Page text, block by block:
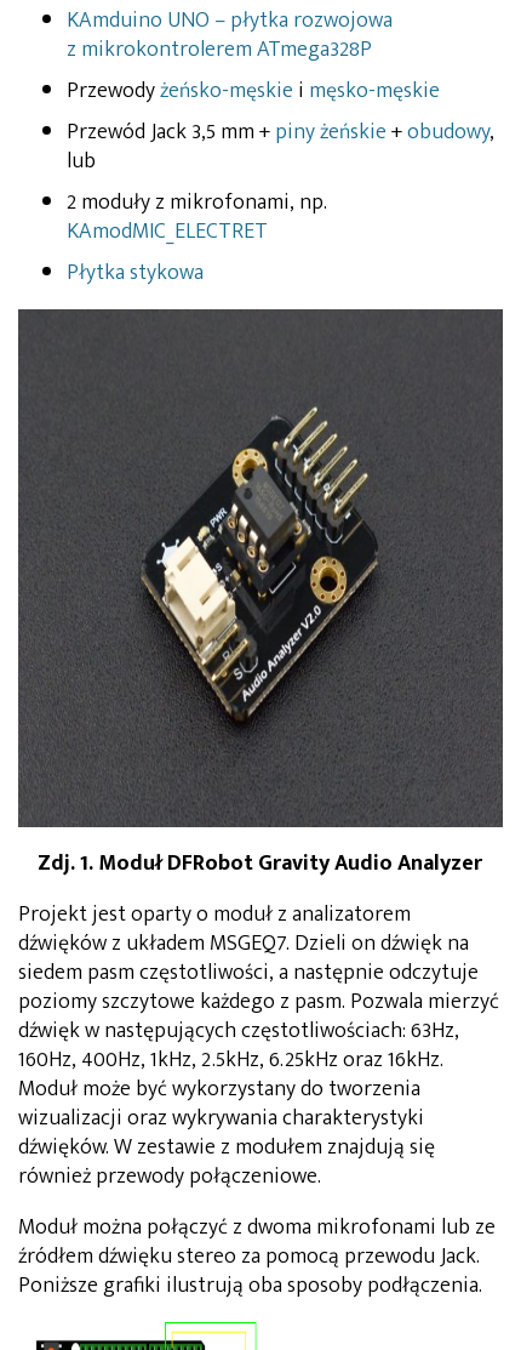
KAmduino UNO – płytka rozwojowa
z mikrokontrolerem ATmega328P
Przewodyżeńsko-męskie i męsko-męskie
Przewód Jack 3,5 mm +piny żeńskie+obudowy,
lub
2 moduły z mikrofonami, np.
KAmodMIC_ELECTRET
Płytka stykowa
Zdj. 1. Moduł DFRobot Gravity Audio Analyzer
Projekt jest oparty o moduł z analizatorem
dźwięków z układem MSGEQ7. Dzieli on dźwięk na
siedem pasm częstotliwości, a następnie odczytuje
poziomy szczytowe każdego z pasm. Pozwala mierzyć
dźwięk w następujących częstotliwościach: 63Hz,
160Hz, 400Hz, 1kHz, 2.5kHz, 6.25kHz oraz 16kHz.
Moduł może być wykorzystany do tworzenia
wizualizacji oraz wykrywania charakterystyki
dźwięków. W zestawie z modułem znajdują się
również przewody połączeniowe.
Moduł można połączyć z dwoma mikrofonami lub ze
źródłem dźwięku stereo za pomocą przewodu Jack.
Poniższe grafiki ilustrują oba sposoby podłączenia.